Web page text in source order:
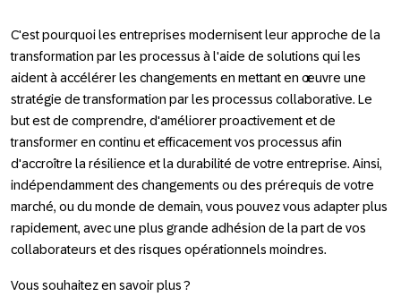
C'est pourquoi les entreprises modernisent leur approche de la
transformation par les processus à l'aide de solutions qui les
aident à accélérer les changements en mettant en œuvre une
stratégie de transformation par les processus collaborative. Le
but est de comprendre, d'améliorer proactivement et de
transformer en continu et efficacement vos processus afin
d'accroître la résilience et la durabilité de votre entreprise. Ainsi,
indépendamment des changements ou des prérequis de votre
marché, ou du monde de demain, vous pouvez vous adapter plus
rapidement, avec une plus grande adhésion de la part de vos
collaborateurs et des risques opérationnels moindres.
Vous souhaitez en savoir plus ?